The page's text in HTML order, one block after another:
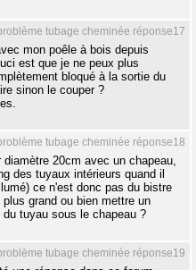
tubage cheminée réponse17
mon poêle à bois depuis
est que je ne peux plus
bloqué à la sortie du
sinon le couper ?
tubage cheminée réponse18
20cm avec un chapeau,
des tuyaux intérieurs quand il
ce n'est donc pas du bistre
grand ou bien mettre un
tuyau sous le chapeau ?
tubage cheminée réponse19